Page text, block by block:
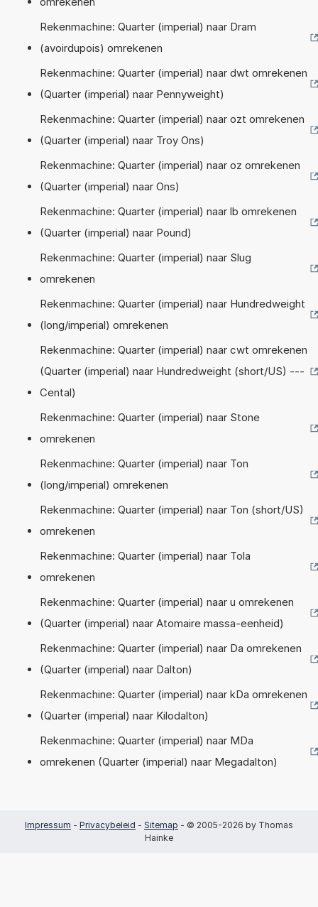
Rekenmachine: Quarter (imperial) naar Dram
(avoirdupois) omrekenen
Rekenmachine: Quarter (imperial) naar dwt omrekenen
(Quarter (imperial) naar Pennyweight)
Rekenmachine: Quarter (imperial) naar ozt omrekenen
(Quarter (imperial) naar Troy Ons)
Rekenmachine: Quarter (imperial) naar oz omrekenen
(Quarter (imperial) naar Ons)
Rekenmachine: Quarter (imperial) naar lb omrekenen
(Quarter (imperial) naar Pound)
Rekenmachine: Quarter (imperial) naar Slug
omrekenen
Rekenmachine: Quarter (imperial) naar Hundredweight
(long/imperial) omrekenen
Rekenmachine: Quarter (imperial) naar cwt omrekenen
(Quarter (imperial) naar Hundredweight (short/US) ---
Cental)
Rekenmachine: Quarter (imperial) naar Stone
omrekenen
Rekenmachine: Quarter (imperial) naar Ton
(long/imperial) omrekenen
Rekenmachine: Quarter (imperial) naar Ton (short/US)
omrekenen
Rekenmachine: Quarter (imperial) naar Tola
omrekenen
Rekenmachine: Quarter (imperial) naar u omrekenen
(Quarter (imperial) naar Atomaire massa-eenheid)
Rekenmachine: Quarter (imperial) naar Da omrekenen
(Quarter (imperial) naar Dalton)
Rekenmachine: Quarter (imperial) naar kDa omrekenen
(Quarter (imperial) naar Kilodalton)
Rekenmachine: Quarter (imperial) naar MDa
omrekenen (Quarter (imperial) naar Megadalton)
Impressum - Privacybeleid - Sitemap - © 2005-2026 by Thomas
Hainke